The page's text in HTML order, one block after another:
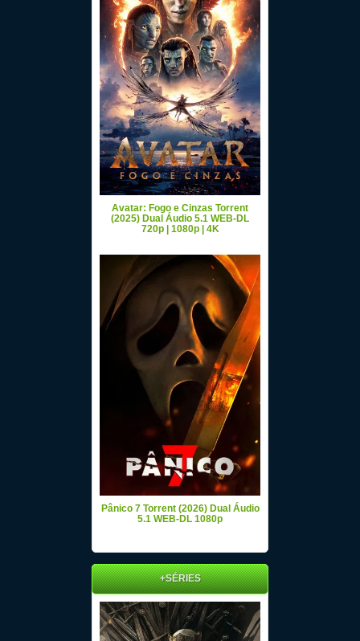
Avatar: Fogo e Cinzas Torrent
(2025) Dual Áudio 5.1 WEB-DL
720p | 1080p | 4K
Pânico 7 Torrent (2026) Dual Áudio
5.1 WEB-DL 1080p
+SÉRIES